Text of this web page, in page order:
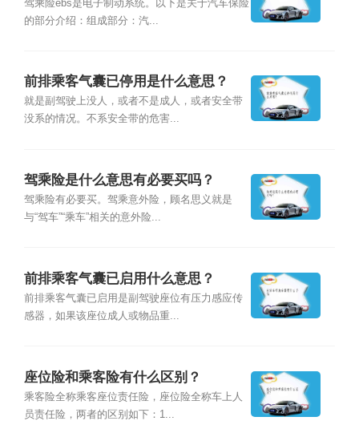
驾乘险ebs是电子制动系统。以下是关于汽车保险
的部分介绍：组成部分：汽...
前排乘客气囊已停用是什么意思？
就是副驾驶上没人，或者不是成人，或者安全带
没系的情况。不系安全带的危害...
驾乘险是什么意思有必要买吗？
驾乘险有必要买。驾乘意外险，顾名思义就是
与“驾车”“乘车”相关的意外险...
前排乘客气囊已启用什么意思？
前排乘客气囊已启用是副驾驶座位有压力感应传
感器，如果该座位成人或物品重...
座位险和乘客险有什么区别？
乘客险全称乘客座位责任险，座位险全称车上人
员责任险，两者的区别如下：1...